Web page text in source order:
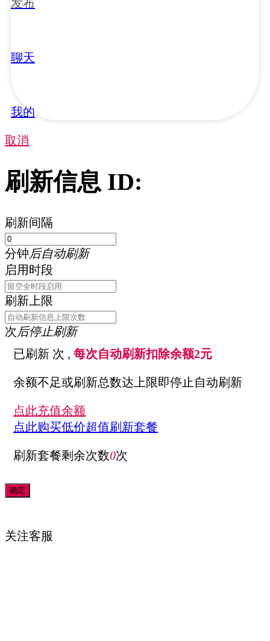
发布
聊天
我的
取消
刷新信息 ID:
刷新间隔
分钟后自动刷新
启用时段
刷新上限
次 后停止刷新
已刷新 次 , 每次自动刷新扣除余额2元
余额不足或刷新总数达上限即停止自动刷新
点此充值余额
点此购买低价超值刷新套餐
刷新套餐剩余次数0次
关注客服